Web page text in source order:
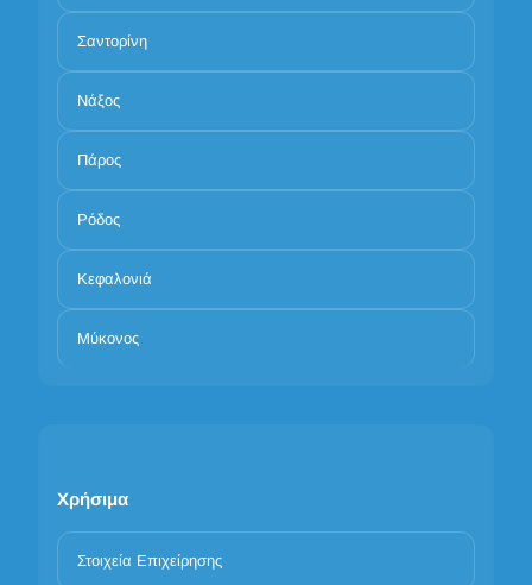
Σαντορίνη
Νάξος
Πάρος
Ρόδος
Κεφαλονιά
Μύκονος
Χρήσιμα
Στοιχεία Επιχείρησης